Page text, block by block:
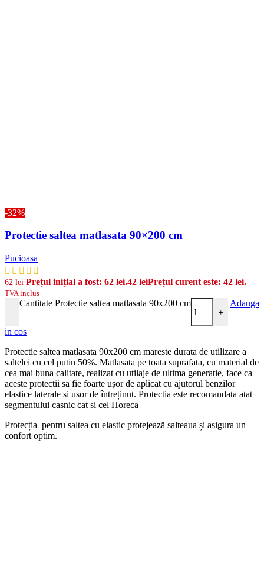
-32%
Protectie saltea matlasata 90×200 cm
Pucioasa
62lei Prețul inițial a fost: 62 lei.42 leiPrețul curent este: 42 lei.
TVA inclus
-
Cantitate Protectie saltea matlasata 90x200 cm
+
Adauga
in cos
Protectie saltea matlasata 90x200 cm mareste durata de utilizare a
saltelei cu cel putin 50%. Matlasata pe toata suprafata, cu material de
cea mai buna calitate, realizat cu utilaje de ultima generație, face ca
aceste protectii sa fie foarte ușor de aplicat cu ajutorul benzilor
elastice laterale si usor de întreținut. Protectia este recomandata atat
segmentului casnic cat si cel Horeca
Protecția pentru saltea cu elastic protejează salteaua și asigura un
confort optim.